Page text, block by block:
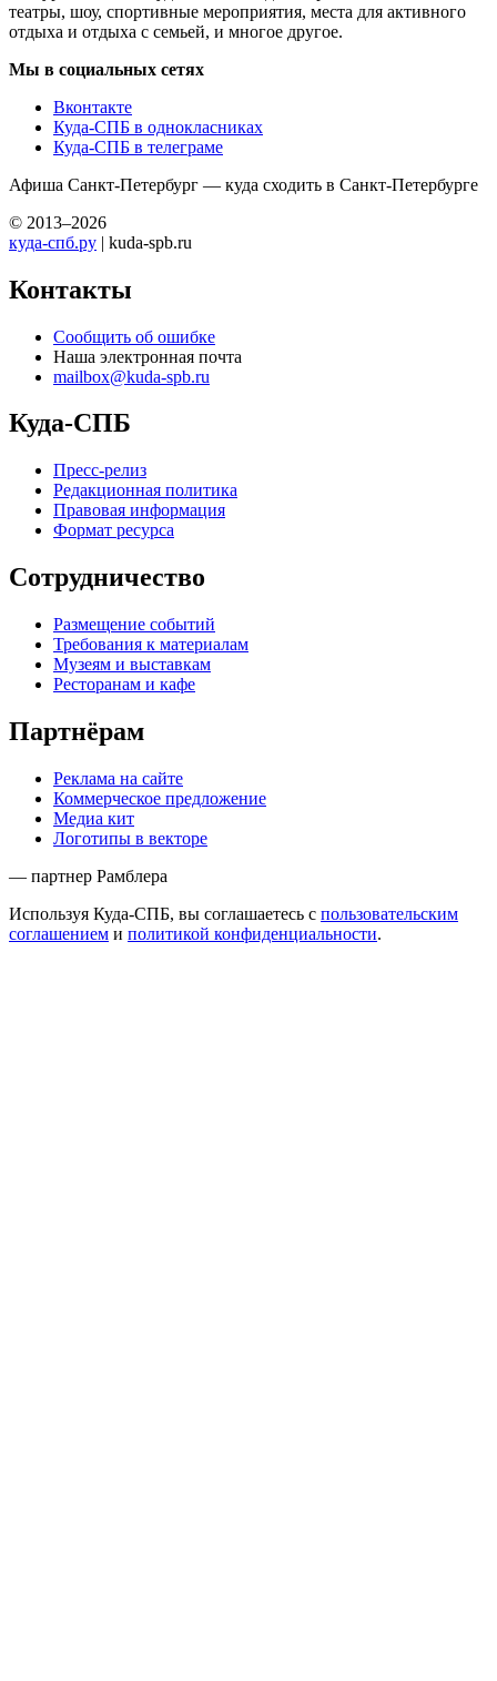
театры, шоу, спортивные мероприятия, места для активного
отдыха и отдыха с семьей, и многое другое.
Мы в социальных сетях
Вконтакте
Куда-СПБ в однокласниках
Куда-СПБ в телеграме
Афиша Санкт-Петербург — куда сходить в Санкт-Петербурге
© 2013–2026
куда-спб.ру | kuda-spb.ru
Контакты
Сообщить об ошибке
Наша электронная почта
mailbox@kuda-spb.ru
Куда-СПБ
Пресс-релиз
Редакционная политика
Правовая информация
Формат ресурса
Сотрудничество
Размещение событий
Требования к материалам
Музеям и выставкам
Ресторанам и кафе
Партнёрам
Реклама на сайте
Коммерческое предложение
Медиа кит
Логотипы в векторе
— партнер Рамблера
Используя Куда-СПБ, вы соглашаетесь с пользовательским
соглашением и политикой конфиденциальности.